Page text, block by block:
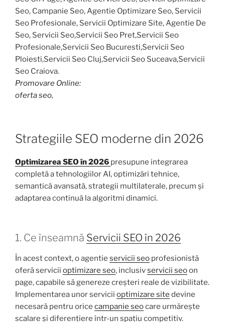
Promovare Online:
oferta seo,
Strategiile SEO moderne din 2026
Optimizarea SEO în 2026 presupune integrarea
completă a tehnologiilor AI, optimizări tehnice,
semantică avansată, strategii multilaterale, precum și
adaptarea continuă la algoritmi dinamici.
1. Ce înseamnă Servicii SEO în 2026
În acest context, o agentie servicii seo profesionistă
oferă servicii optimizare seo, inclusivservicii seoon
page, capabile să genereze creșteri reale de vizibilitate.
Implementarea unor servicii optimizare site devine
necesară pentru orice campanie seocare urmărește
scalare și diferențiere într-un spațiu competitiv.